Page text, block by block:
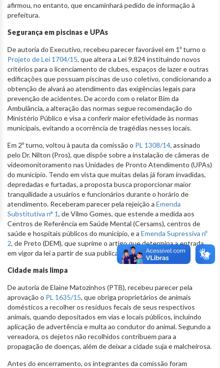
afirmou, no entanto, que encaminhará pedido de informação à
prefeitura.
Segurança em piscinas e UPAs
De autoria do Executivo, recebeu parecer favorável em 1º turno o
Projeto de Lei 1704/15, que altera a Lei 9.824 instituindo novos
critérios para o licenciamento de clubes, espaços de lazer e outras
edificações que possuam piscinas de uso coletivo, condicionando a
obtenção de alvará ao atendimento das exigências legais para
prevenção de acidentes. De acordo com o relator Bim da
Ambulância, a alteração das normas segue recomendação do
Ministério Público e visa a conferir maior efetividade às normas
municipais, evitando a ocorrência de tragédias nesses locais.
Em 2º turno, voltou à pauta da comissão o PL 1308/14, assinado
pelo Dr. Nilton (Pros), que dispõe sobre a instalação de câmeras de
videomonitoramento nas Unidades de Pronto Atendimento (UPAs)
do município. Tendo em vista que muitas delas já foram invadidas,
depredadas e furtadas, a proposta busca proporcionar maior
tranquilidade a usuários e funcionários durante o horário de
atendimento. Receberam parecer pela rejeição a Emenda
Substitutiva n° 1, de Vilmo Gomes, que estende a medida aos
Centros de Referência em Saúde Mental (Cersams), centros de
saúde e hospitais públicos do município, e a Emenda Supressiva nº
2, de Preto (DEM), que suprime o artigo que determina a entrada
em vigor da lei a partir de sua publicação.
Cidade mais limpa
De autoria de Elaine Matozinhos (PTB), recebeu parecer pela
aprovação o PL 1635/15, que obriga proprietários de animais
domésticos a recolher os resíduos fecais de seus respectivos
animais, quando depositados em vias e locais públicos, incluindo
aplicação de advertência e multa ao condutor do animal. Segundo a
vereadora, os dejetos não recolhidos contribuem para a
propagação de doenças, além de deixar a cidade suja e malcheirosa.
Antes do encerramento, os integrantes da comissão foram